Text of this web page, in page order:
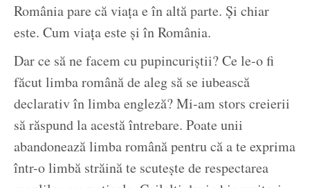
România pare că viața e în altă parte. Și chiar
este. Cum viața este și în România.
Dar ce să ne facem cu pupincuriștii? Ce le-o fi
făcut limba română de aleg să se iubească
declarativ în limba engleză? Mi-am stors creierii
să răspund la acestă întrebare. Poate unii
abandonează limba română pentru că a te exprima
într-o limbă străină te scutește de respectarea